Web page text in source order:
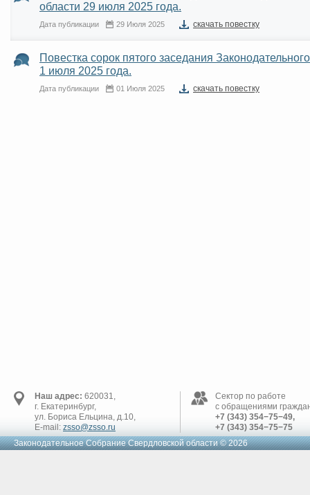
области 29 июля 2025 года.
Дата публикации 29 Июля 2025 cкачать повестку
Повестка сорок пятого заседания
1 июля 2025 года.
Дата публикации 01 Июля 2025 cкачать повестку
Наш адрес: 620031,
г. Екатеринбург,
ул. Бориса Ельцина, д.10,
E-mail: zsso@zsso.ru
Сектор по работе
с обращениями
+7 (343) 354−75−49,
+7 (343) 354−75−75
Законодательное Cобрание Свердловской области © 2026